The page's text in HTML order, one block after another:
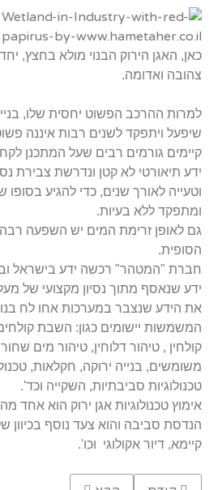
כאן, האגן הירוק הבנוי מולא בחצץ,
צהובה ואדומה.
למרות ההרכב הפשוט יחסית שלו,
שיפעל ויתפקד לשנים רבות איננה
קיימים גורמים רבים שעל המתכנן
ידע תיאורטי לא קטן ונדרשת צבירת
וטעייה לאורך שנים, כדי להגיע
ומתפקד ללא בעיות.
גם לאופן זרימת המים יש השפעה
הסופית.
חברת "המטהר" רכשה ידע בישראל
את הידע שנצבר במערכות אחו לח
המשמשות יישומים כגון: השבת
קולחין , טיהור דלוחין, טיהור מים
משומשים, בנייה ירוקה, חקלאות,
טכנולוגיות סביבתיות, השקייה וכד'.
אימוץ טכנולוגיות אגן ירוק הוא
הנדסת סביבה והוא צעד נוסף בכיוון
קיימא, דיור אקולוגי וכו'.